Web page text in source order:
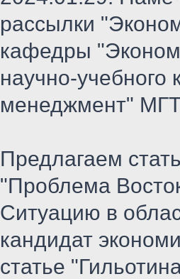
рассылки
кафедры
научно-
менеджмент"
Предлагаем
"Проблема
Ситуацию в
кандидат
статье